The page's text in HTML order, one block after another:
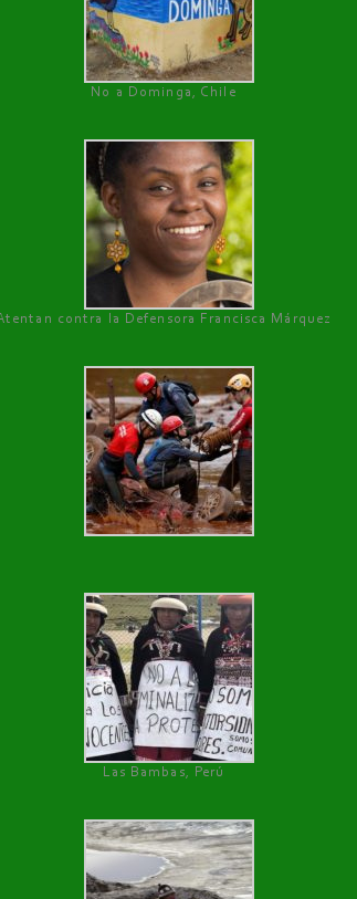
No a Dominga, Chile
contra la Defensora Francisca Márquez
Las Bambas, Perú